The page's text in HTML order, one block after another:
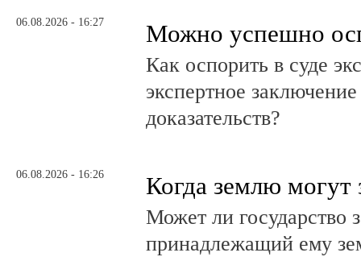
06.08.2026 - 16:27 Можно успешно
Как оспорить в суде
экспертное
доказательств?
06.08.2026 - 16:26 Когда землю могут
Может ли государство
принадлежащий ему